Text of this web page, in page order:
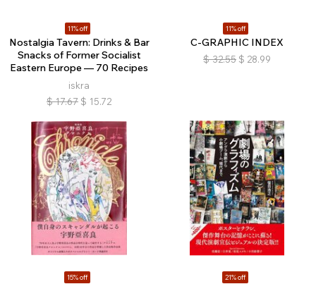
11% off
Nostalgia Tavern: Drinks & Bar
Snacks of Former Socialist
Eastern Europe — 70 Recipes
iskra
$ 17.67 $ 15.72
11% off
C-GRAPHIC INDEX
$ 32.55 $ 28.99
15% off 21% off